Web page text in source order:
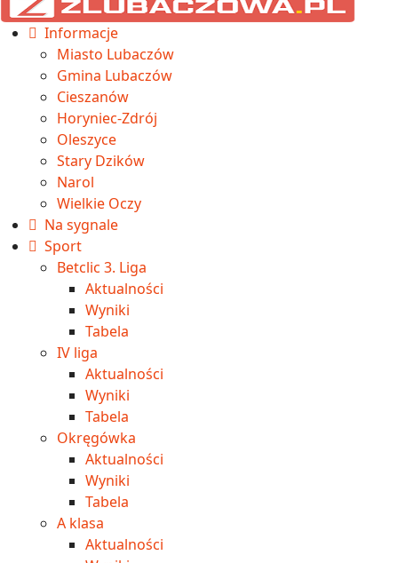
Informacje
Miasto Lubaczów
Gmina Lubaczów
Cieszanów
Horyniec-Zdrój
Oleszyce
Stary Dzików
Narol
Wielkie Oczy
Na sygnale
Sport
Betclic 3. Liga
Aktualności
Wyniki
Tabela
IV liga
Aktualności
Wyniki
Tabela
Okręgówka
Aktualności
Wyniki
Tabela
A klasa
Aktualności